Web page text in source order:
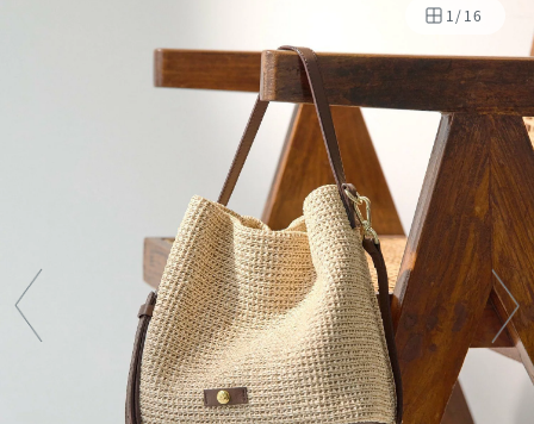
1/16